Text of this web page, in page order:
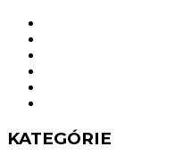
KATEGÓRIE